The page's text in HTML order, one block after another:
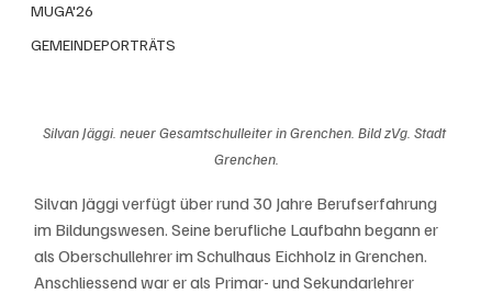
MUGA'26
GEMEINDEPORTRÄTS
Silvan Jäggi. neuer Gesamtschulleiter in Grenchen. Bild zVg. Stadt
Grenchen.
Silvan Jäggi verfügt über rund 30 Jahre Berufserfahrung
im Bildungswesen. Seine berufliche Laufbahn begann er
als Oberschullehrer im Schulhaus Eichholz in Grenchen.
Anschliessend war er als Primar- und Sekundarlehrer